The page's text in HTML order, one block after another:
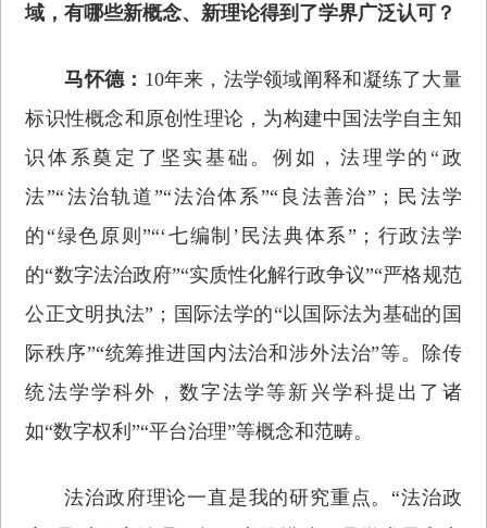
域，有哪些新概念、新理论得到了学界广泛认可？
马怀德： 10年来，法学领域阐释和凝练了大量
标识性概念和原创性理论，为构建中国法学自主知
识体系奠定了坚实基础。例如，法理学的“政
法”“法治轨道”“法治体系”“良法善治”；民法学
的“绿色原则”“‘七编制’民法典体系”；行政法学
的“数字法治政府”“实质性化解行政争议”“严格规范
公正文明执法”；国际法学的“以国际法为基础的国
际秩序”“统筹推进国内法治和涉外法治”等。除传
统法学学科外，数字法学等新兴学科提出了诸
如“数字权利”“平台治理”等概念和范畴。
法治政府理论一直是我的研究重点。“法治政